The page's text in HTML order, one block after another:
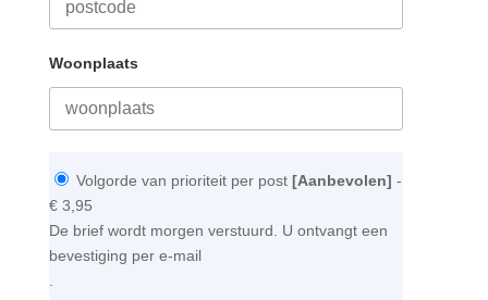
Woonplaats
Volgorde van prioriteit per post [Aanbevolen] -
€ 3,95
De brief wordt morgen verstuurd. U ontvangt een
bevestiging per e-mail
.